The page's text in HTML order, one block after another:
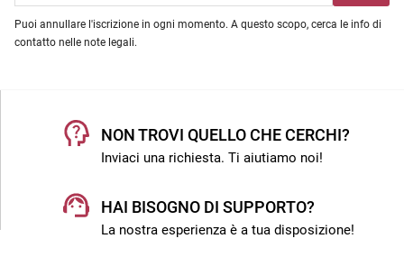
Puoi annullare l'iscrizione in ogni momento. A questo scopo, cerca le info di
contatto nelle note legali.
NON TROVI QUELLO CHE CERCHI?
Inviaci una richiesta. Ti aiutiamo noi!
HAI BISOGNO DI SUPPORTO?
La nostra esperienza è a tua disposizione!